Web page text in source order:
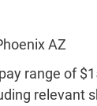
AZ
range of
relevant